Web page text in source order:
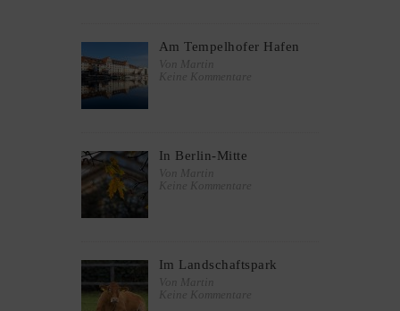
Am Tempelhofer Hafen
Von Martin
Keine Kommentare
In Berlin-Mitte
Von Martin
Keine Kommentare
Im Landschaftspark
Von Martin
Keine Kommentare